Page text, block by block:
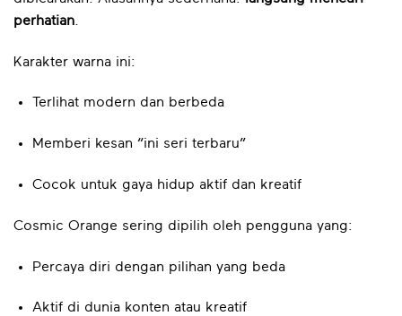
perhatian
Karakter warna ini:
Terlihat modern dan berbeda
Memberi kesan “ini seri terbaru”
Cocok untuk gaya hidup aktif dan kreatif
Cosmic Orange sering dipilih oleh pengguna yang:
Percaya diri dengan pilihan yang beda
Aktif di dunia konten atau kreatif